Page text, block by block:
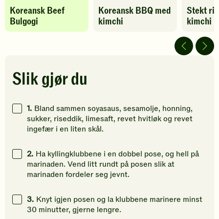
oppskriften
har
fått
stjerner.
Klikk
å
gi
vurdering.
Koreansk Beef
Bulgogi
oppskriften
har
gi
din
vurdering.
Koreansk BBQ med
kimchi
har
5
av
gi
din
Stekt
kimchi
Slik gjør du
1. Bland sammen soyasaus, sesamolje, honning,
sukker, riseddik, limesaft, revet hvitløk og revet
ingefær i en liten skål.
2. Ha kyllingklubbene i en dobbel pose, og hell på
marinaden. Vend litt rundt på posen slik at
marinaden fordeler seg jevnt.
3. Knyt igjen posen og la klubbene marinere minst
30 minutter, gjerne lengre.